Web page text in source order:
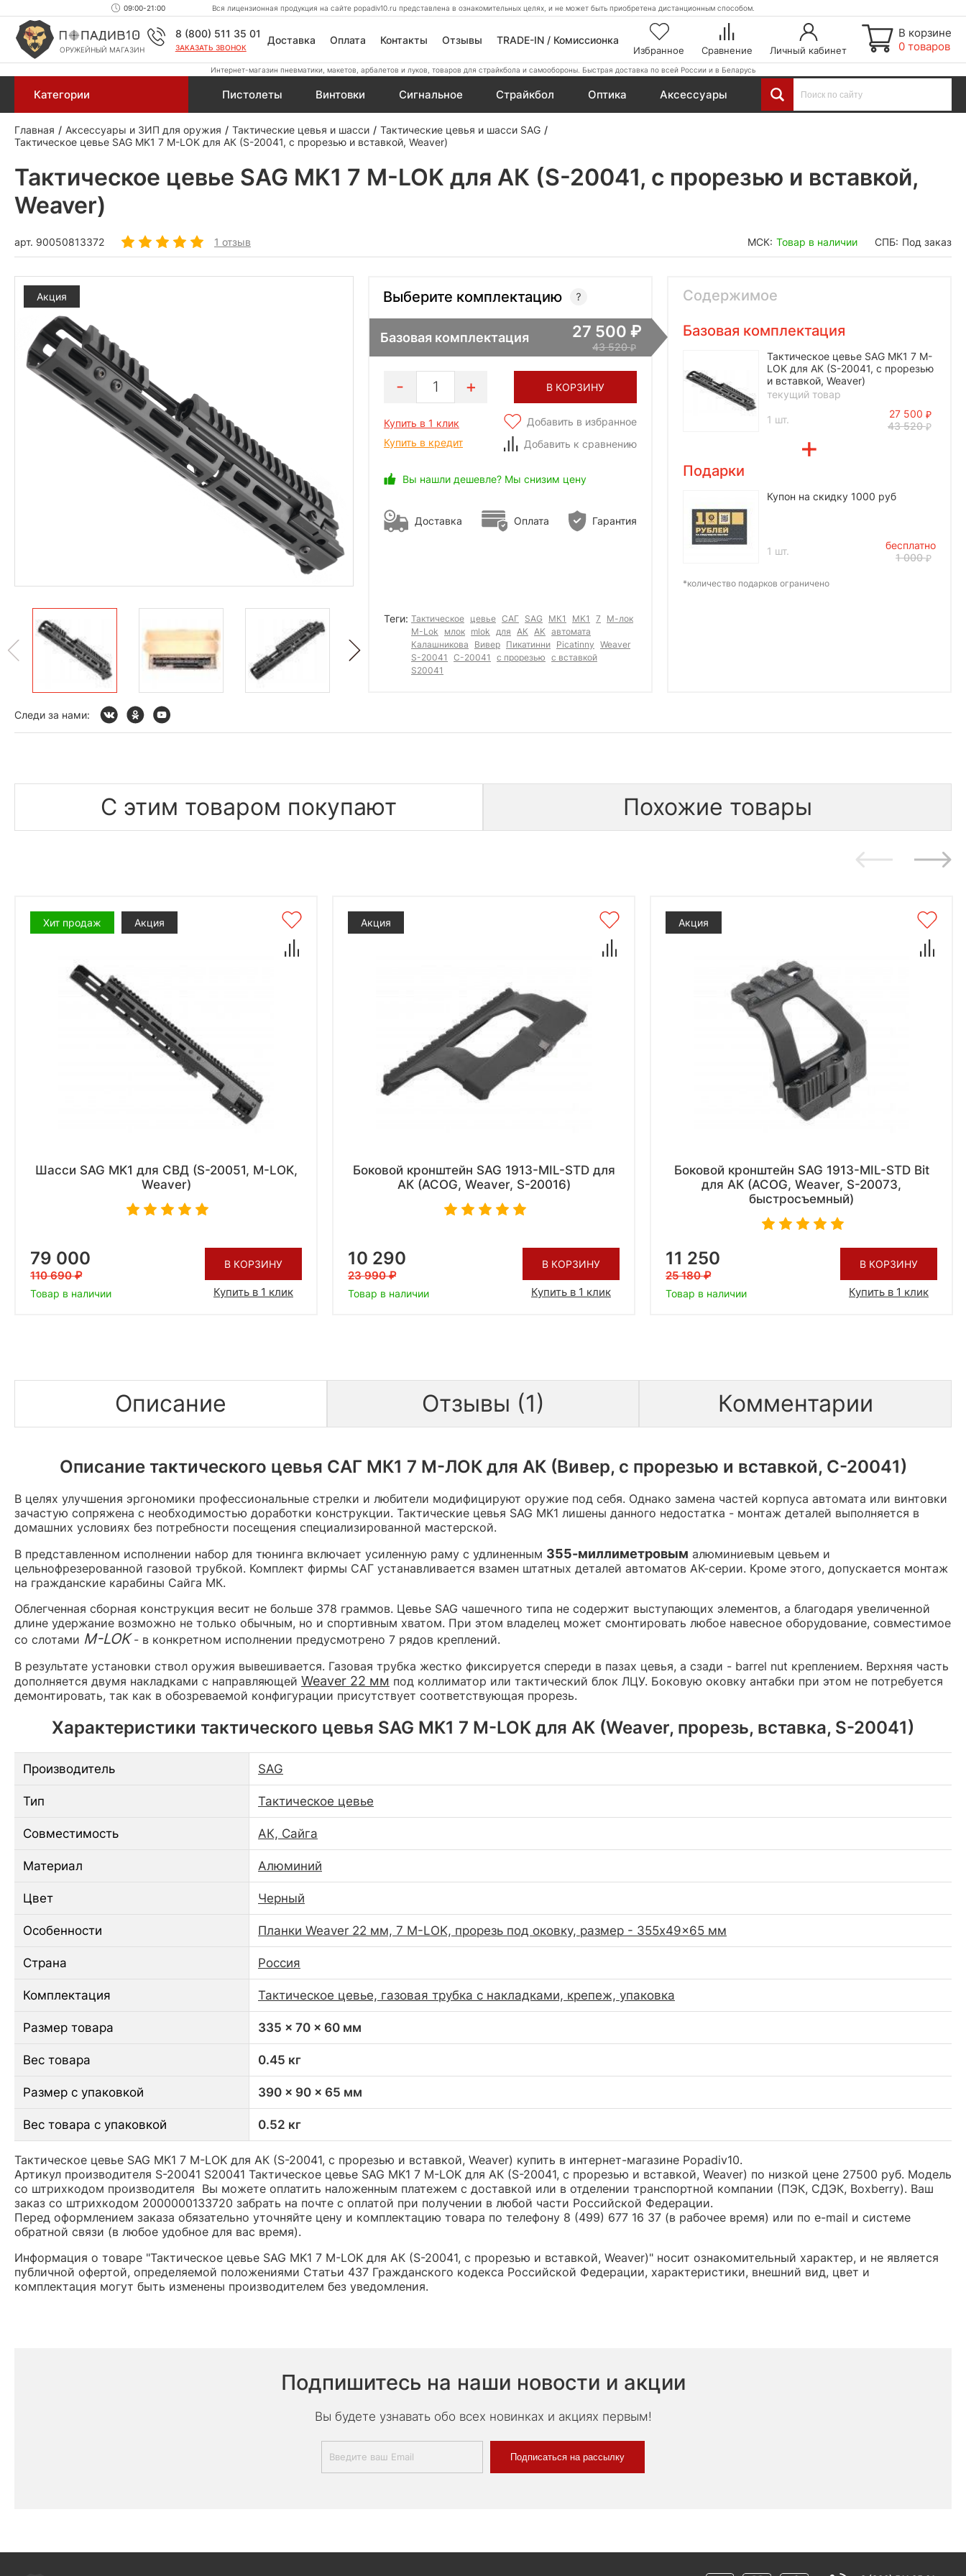
09:00-21:00 Вся лицензионная продукция на сайте popadiv10.ru представлена в ознакомительных целях, и не может быть приобретена дистанционным способом.
ОРУЖЕЙНЫЙ МАГАЗИН
8 (800) 511 35 01
ЗАКАЗАТЬ ЗВОНОК
Доставка Оплата Контакты Отзывы TRADE-IN / Комиссионка
Избранное Сравнение Личный кабинет
В корзине
0 товаров
Интернет-магазин пневматики, макетов, арбалетов и луков, товаров для страйкбола и самообороны. Быстрая доставка по всей России и в Беларусь
Категории Пистолеты Винтовки Сигнальное Страйкбол Оптика Аксессуары
Главная Аксессуары и ЗИП для оружия Тактические цевья и шасси
Тактические цевья и шасси SAG
Тактическое цевье SAG MK1 7 М-LOK для АК (S-20041, с прорезью и вставкой, Weaver)
Тактическое цевье SAG MK1 7 М-LOK для АК (S-20041, с прорезью и вставкой,
Weaver)
арт. 90050813372 1 отзыв МСК: Товар в наличии СПБ: Под заказ
Акция Выберите комплектацию
Базовая комплектация 27 500
43 520
1 В КОРЗИНУ
Купить в 1 клик
Купить в кредит
Добавить в избранное
Добавить к сравнению
Вы нашли дешевле? Мы снизим цену
Доставка Оплата Гарантия
Теги: Тактическое цевье САГ SAG МК1 MK1 7
М-лок
M-Lok
млок mlok для АК AK автомата
Калашникова
Вивер Пикатинни Picatinny Weaver
S-20041
С-20041 с прорезью с вставкой
S20041
Содержимое
Базовая комплектация
Тактическое цевье SAG MK1 7 М-
LOK для АК (S-20041, с прорезью
и вставкой, Weaver)
текущий товар
1 шт.
27 500
43 520
Подарки
Купон на скидку 1000 руб
1 шт.
бесплатно
1 000
*количество подарков ограничено
Следи за нами:
С этим товаром покупают Похожие товары
Хит продаж Акция
Шасси SAG MK1 для СВД (S-20051, M-LOK,
Weaver)
79 000
110 690
Товар в наличии
В КОРЗИНУ
Купить в 1 клик
Акция
Боковой кронштейн SAG 1913-MIL-STD для
АК (ACOG, Weaver, S-20016)
10 290
23 990
Товар в наличии
В КОРЗИНУ
Купить в 1 клик
Акция
Боковой кронштейн SAG 1913-MIL-STD Bit
для АК (ACOG, Weaver, S-20073,
быстросъемный)
11 250
25 180
Товар в наличии
В КОРЗИНУ
Купить в 1 клик
Описание Отзывы (1) Комментарии
Описание тактического цевья САГ МК1 7 М-ЛОК для АК (Вивер, с прорезью и вставкой, С-20041)
В целях улучшения эргономики профессиональные стрелки и любители модифицируют оружие под себя. Однако замена частей корпуса автомата или винтовки
зачастую сопряжена с необходимостью доработки конструкции. Тактические цевья SAG MK1 лишены данного недостатка - монтаж деталей выполняется в
домашних условиях без потребности посещения специализированной мастерской.
В представленном исполнении набор для тюнинга включает усиленную раму с удлиненным 355-миллиметровым алюминиевым цевьем и
цельнофрезерованной газовой трубкой. Комплект фирмы САГ устанавливается взамен штатных деталей автоматов АК-серии. Кроме этого, допускается монтаж
на гражданские карабины Сайга МК.
Облегченная сборная конструкция весит не больше 378 граммов. Цевье SAG чашечного типа не содержит выступающих элементов, а благодаря увеличенной
длине удержание возможно не только обычным, но и спортивным хватом. При этом владелец может смонтировать любое навесное оборудование, совместимое
со слотами M-LOK- в конкретном исполнении предусмотрено 7 рядов креплений.
В результате установки ствол оружия вывешивается. Газовая трубка жестко фиксируется спереди в пазах цевья, а сзади - barrel nut креплением. Верхняя часть
дополняется двумя накладками с направляющей Weaver 22 мм под коллиматор или тактический блок ЛЦУ. Боковую оковку антабки при этом не потребуется
демонтировать, так как в обозреваемой конфигурации присутствует соответствующая прорезь.
Характеристики тактического цевья SAG MK1 7 M-LOK для AK (Weaver, прорезь, вставка, S-20041)
Производитель SAG
Тип Тактическое цевье
Совместимость АК, Сайга
Материал Алюминий
Цвет Черный
Особенности Планки Weaver 22 мм, 7 M-LOK, прорезь под оковку, размер - 355x49x65 мм
Страна Россия
Комплектация Тактическое цевье, газовая трубка с накладками, крепеж, упаковка
Размер товара 335 x 70 x 60 мм
Вес товара 0.45 кг
Размер с упаковкой 390 x 90 x 65 мм
Вес товара с упаковкой 0.52 кг
Тактическое цевье SAG MK1 7 М-LOK для АК (S-20041, с прорезью и вставкой, Weaver) купить в интернет-магазине Popadiv10.
Артикул производителя S-20041 S20041 Тактическое цевье SAG MK1 7 М-LOK для АК (S-20041, с прорезью и вставкой, Weaver) по низкой цене 27500 руб. Модель
со штрихкодом производителя Вы можете оплатить наложенным платежем с доставкой или в отделении транспортной компании (ПЭК, СДЭК, Boxberry). Ваш
заказ со штрихкодом 2000000133720 забрать на почте с оплатой при получении в любой части Российской Федерации.
Перед оформлением заказа обязательно уточняйте цену и комплектацию товара по телефону 8 (499) 677 16 37 (в рабочее время) или по e-mail и системе
обратной связи (в любое удобное для вас время).
Информация о товаре "Тактическое цевье SAG MK1 7 М-LOK для АК (S-20041, с прорезью и вставкой, Weaver)" носит ознакомительный характер, и не является
публичной офертой, определяемой положениями Статьи 437 Гражданского кодекса Российской Федерации, характеристики, внешний вид, цвет и
комплектация могут быть изменены производителем без уведомления.
Подпишитесь на наши новости и акции
Вы будете узнавать обо всех новинках и акциях первым!
Подписаться на рассылку